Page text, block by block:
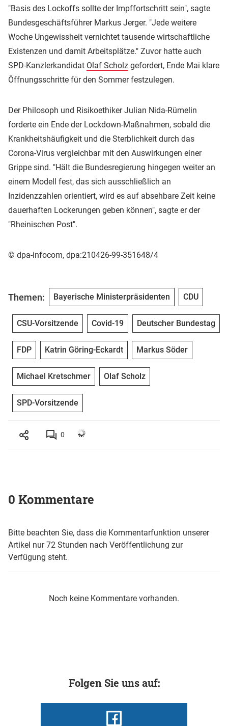
"Basis des Lockoffs sollte der Impffortschritt sein", sagte
Bundesgeschäftsführer Markus Jerger. "Jede weitere
Woche Ungewissheit vernichtet tausende wirtschaftliche
Existenzen und damit Arbeitsplätze." Zuvor hatte auch
SPD-Kanzlerkandidat Olaf Scholz gefordert, Ende Mai klare
Öffnungsschritte für den Sommer festzulegen.
Der Philosoph und Risikoethiker Julian Nida-Rümelin
forderte ein Ende der Lockdown-Maßnahmen, sobald die
Krankheitshäufigkeit und die Sterblichkeit durch das
Corona-Virus vergleichbar mit den Auswirkungen einer
Grippe sind. "Hält die Bundesregierung hingegen weiter an
einem Modell fest, das sich ausschließlich an
Inzidenzzahlen orientiert, wird es auf absehbare Zeit keine
dauerhaften Lockerungen geben können", sagte er der
"Rheinischen Post".
© dpa-infocom, dpa:210426-99-351648/4
Themen: Bayerische Ministerpräsidenten CDU
CSU-Vorsitzende Covid-19 Deutscher Bundestag
FDP Katrin Göring-Eckardt Markus Söder
Michael Kretschmer Olaf Scholz
SPD-Vorsitzende
0
0 Kommentare
Bitte beachten Sie, dass die Kommentarfunktion unserer
Artikel nur 72 Stunden nach Veröffentlichung zur
Verfügung steht.
Noch keine Kommentare vorhanden.
Folgen Sie uns auf: